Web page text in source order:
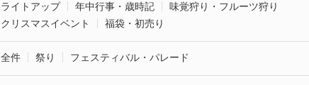
ライトアップ
年中行事・歳時記
味覚狩り・フルーツ狩り
クリスマスイベント
福袋・初売り
全件 祭り フェスティバル・パレード